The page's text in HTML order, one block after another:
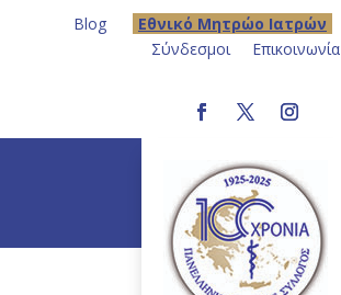
Blog Eθνικό Μητρώο Ιατρών
Σύνδεσμοι
Επικοινωνία